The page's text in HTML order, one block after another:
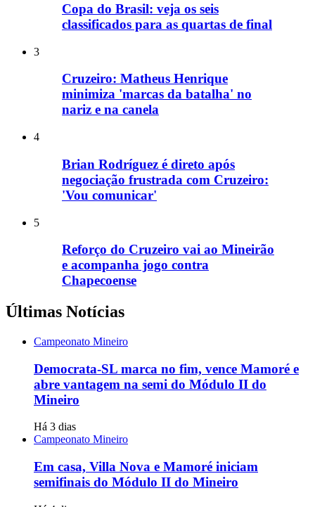
Copa do Brasil: veja os seis
classificados para as quartas de final
3
Cruzeiro: Matheus Henrique
minimiza 'marcas da batalha' no
nariz e na canela
4
Brian Rodríguez é direto após
negociação frustrada com Cruzeiro:
'Vou comunicar'
5
Reforço do Cruzeiro vai ao Mineirão
e acompanha jogo contra
Chapecoense
Últimas Notícias
Campeonato Mineiro
Democrata-SL marca no fim, vence Mamoré e
abre vantagem na semi do Módulo II do
Mineiro
Há 3 dias
Campeonato Mineiro
Em casa, Villa Nova e Mamoré iniciam
semifinais do Módulo II do Mineiro